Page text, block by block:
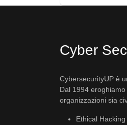
Cyber
CybersecurityUP è
Dal 1994
organizzazioni sia
Ethical Hacking